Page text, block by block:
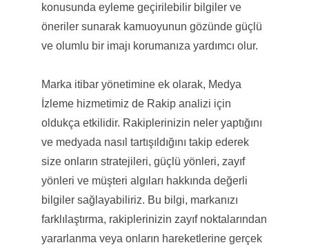
konusunda eyleme geçirilebilir bilgiler ve
öneriler sunarak kamuoyunun gözünde güçlü
ve olumlu bir imajı korumanıza yardımcı olur.
Marka itibar yönetimine ek olarak, Medya
İzleme hizmetimiz de Rakip analizi için
oldukça etkilidir. Rakiplerinizin neler yaptığını
ve medyada nasıl tartışıldığını takip ederek
size onların stratejileri, güçlü yönleri, zayıf
yönleri ve müşteri algıları hakkında değerli
bilgiler sağlayabiliriz. Bu bilgi, markanızı
farklılaştırma, rakiplerinizin zayıf noktalarından
yararlanma veya onların hareketlerine gerçek